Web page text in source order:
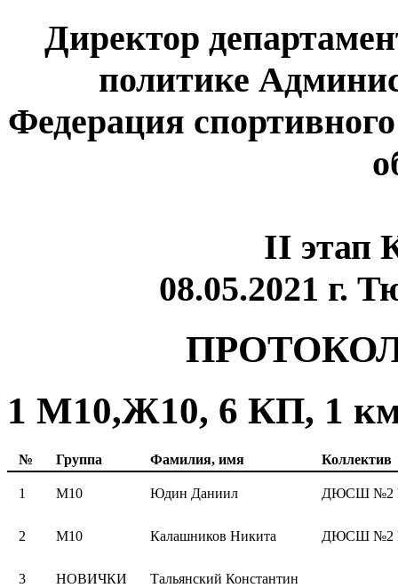
Директор
политике
Федерация
II этап
08.05.2021 г.
1 М10,Ж10, 6 КП, 1
№ Группа Фамилия, имя Коллектив
1 М10 Юдин Даниил ДЮСШ №2
2 М10 Калашников Никита ДЮСШ №2
3 НОВИЧКИ Тальянский Константин